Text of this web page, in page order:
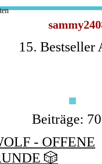
15. Bestseller
Beiträge:
- OFFENE
🎲